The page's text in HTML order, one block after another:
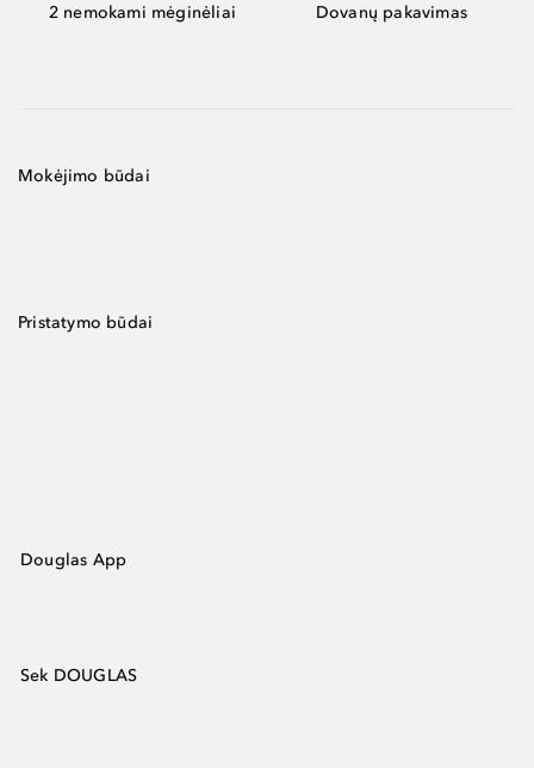
2 nemokami mėginėliai Dovanų pakavimas
Mokėjimo būdai
Pristatymo būdai
Douglas App
Sek DOUGLAS